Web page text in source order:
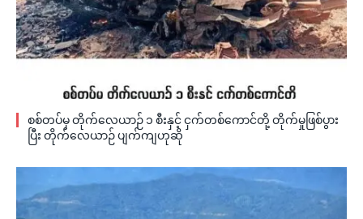
စစ်တပ်မှ တိုက်လေယာဉ် ၁ စီးနှင့် ငှက်တစ်ကောင်တို့ တိုက်မှုဖြစ်ပွား
ပြီး တိုက်လေယာဉ် ပျက်ကျဟုဆို